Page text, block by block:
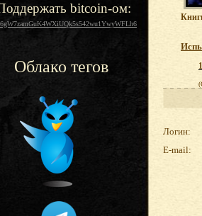
bitcoin-ом:
Облако тегов
Логин:
E-mail: